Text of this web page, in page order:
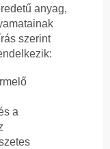
anyag,
szerint
a